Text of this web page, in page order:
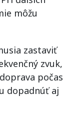
môžu
zastaviť
zvuk,
počas
dopadnúť aj